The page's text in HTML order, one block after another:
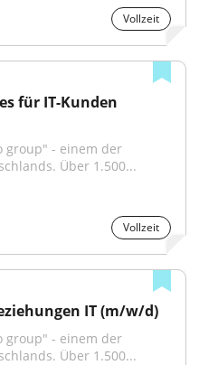
Vollzeit
für IT-Kunden
group" - einem der
Über 1.500...
Vollzeit
IT (m/w/d)
group" - einem der
Über 1.500...